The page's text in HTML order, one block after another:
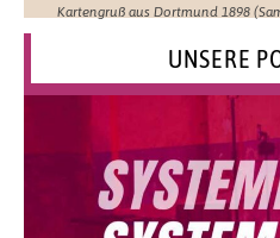
Kartengruß aus Dortmund 1898
UNSERE